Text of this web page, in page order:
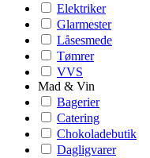
Elektriker
Glarmester
Låsesmede
Tømrer
VVS
Mad & Vin
Bagerier
Catering
Chokoladebutik
Dagligvarer